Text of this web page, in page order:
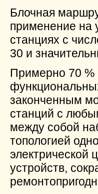
Блочная
применение на
станциях с
30 и
Примерно 70
законченным
станций с
между собой
топологией
электрической
устройств,